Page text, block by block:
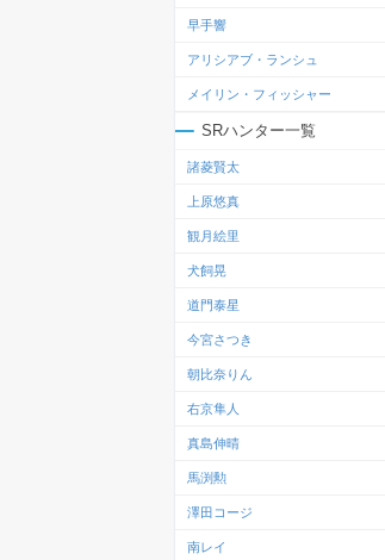
早手響
アリシアブ・ランシュ
メイリン・フィッシャー
SRハンター一覧
諸菱賢太
上原悠真
観月絵里
犬飼晃
道門泰星
今宮さつき
朝比奈りん
右京隼人
真島伸晴
馬渕勲
澤田コージ
南レイ